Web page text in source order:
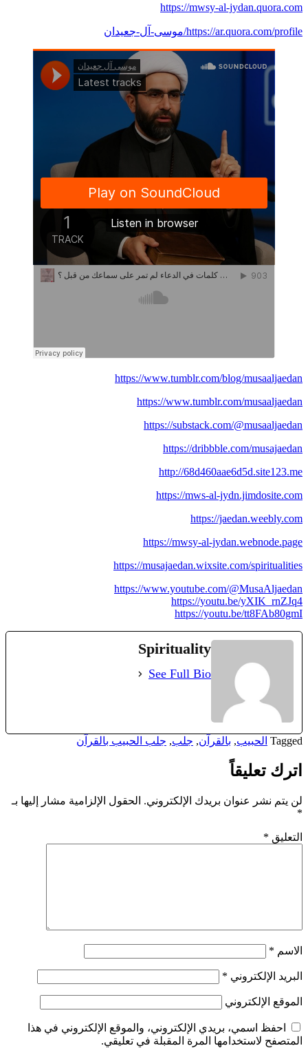
https://mwsy-al-jydan.quora.com
https://ar.quora.com/profile/موسى-آل-جعيدان
https://www.tumblr.com/blog/musaaljaedan
https://www.tumblr.com/musaaljaedan
https://substack.com/@musaaljaedan
https://dribbble.com/musajaedan
http://68d460aae6d5d.site123.me
https://mws-al-jydn.jimdosite.com
https://jaedan.weebly.com
https://mwsy-al-jydan.webnode.page
https://musajaedan.wixsite.com/spiritualities
https://www.youtube.com/@MusaAljaedan
https://youtu.be/yXIK_rnZJq4
https://youtu.be/tt8FAb80gmI
Spirituality
See Full Bio
Tagged الحبيب, بالقرآن, جلب, جلب الحبيب بالقرآن
اترك تعليقاً
لن يتم نشر عنوان بريدك الإلكتروني. الحقول الإلزامية مشار إليها بـ
*
التعليق *
الاسم *
البريد الإلكتروني *
الموقع الإلكتروني
احفظ اسمي، بريدي الإلكتروني، والموقع الإلكتروني في هذا
المتصفح لاستخدامها المرة المقبلة في تعليقي.